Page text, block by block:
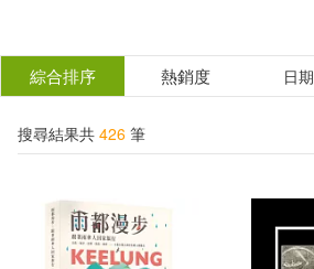
結
分類 (單選)
所有商品(426) 圖書(353)
影音(20)
綜合排序 熱銷度 日期
搜尋結果共 426 筆